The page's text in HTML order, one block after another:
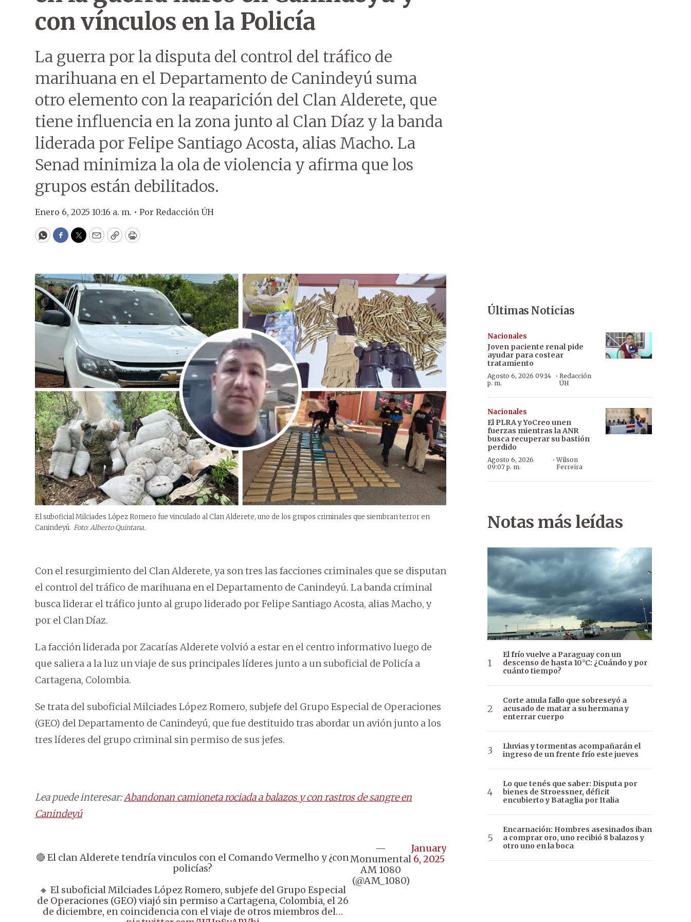
con vínculos en la Policía
La guerra por la disputa del control del tráfico de
marihuana en el Departamento de Canindeyú suma
otro elemento con la reaparición del Clan Alderete, que
tiene influencia en la zona junto al Clan Díaz y la banda
liderada por Felipe Santiago Acosta, alias Macho. La
Senad minimiza la ola de violencia y afirma que los
grupos están debilitados.
Enero 6, 2025 10:16 a. m. • Por Redacción ÚH
WhatsApp
Facebook
Twitter
EmailCopyPrint
El suboficial Milciades López Romero fue vinculado al Clan Alderete, uno de los grupos criminales que siembran terror en
Canindeyú. Foto: Alberto Quintana.
Con el resurgimiento del Clan Alderete, ya son tres las facciones criminales que se disputan
el control del tráfico de marihuana en el Departamento de Canindeyú. La banda criminal
busca liderar el tráfico junto al grupo liderado por Felipe Santiago Acosta, alias Macho, y
por el Clan Díaz.
La facción liderada por Zacarías Alderete volvió a estar en el centro informativo luego de
que saliera a la luz un viaje de sus principales líderes junto a un suboficial de Policía a
Cartagena, Colombia.
Se trata del suboficial Milciades López Romero, subjefe del Grupo Especial de Operaciones
(GEO) del Departamento de Canindeyú, que fue destituido tras abordar un avión junto a los
tres líderes del grupo criminal sin permiso de sus jefes.
Lea puede interesar:Abandonan camioneta rociada a balazos y con rastros de sangre en
Canindeyú
🔴 El clan Alderete tendría vinculos con el Comando Vermelho y ¿con
policías?
🔸 El suboficial Milciades López Romero, subjefe del Grupo Especial
de Operaciones (GEO) viajó sin permiso a Cartagena, Colombia, el 26
de diciembre, en coincidencia con el viaje de otros miembros del…
—
Monumental
AM 1080
(@AM_1080)
January
6, 2025
Últimas Noticias
Nacionales
Joven paciente renal pide
ayudar para costear
tratamiento
Agosto 6, 2026 09:14
p. m.
· Redacción
ÚH
Nacionales
El PLRA y YoCreo unen
fuerzas mientras la ANR
busca recuperar su bastión
perdido
Agosto 6, 2026
09:07 p. m.
·Wilson
Ferreira
Notas más leídas
El frío vuelve a Paraguay con un
descenso de hasta 10°C: ¿Cuándo y por
cuánto tiempo?
Corte anula fallo que sobreseyó a
acusado de matar a su hermana y
enterrar cuerpo
Lluvias y tormentas acompañarán el
ingreso de un frente frío este jueves
Lo que tenés que saber: Disputa por
bienes de Stroessner, déficit
encubierto y Bataglia por Italia
Encarnación: Hombres asesinados iban
a comprar oro, uno recibió 8 balazos y
otro uno en la boca